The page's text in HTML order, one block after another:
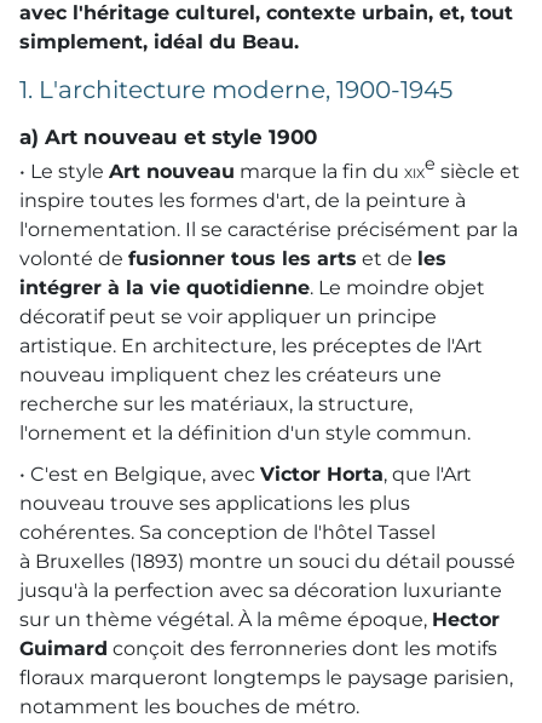
avec l'héritage culturel, contexte urbain, et, tout
simplement, idéal du Beau.
1. L'architecture moderne, 1900-1945
a) Art nouveau et style 1900
• Le style Art nouveau marque la fin du xixe siècle et
inspire toutes les formes d'art, de la peinture à
l'ornementation. Il se caractérise précisément par la
volonté de fusionner tous les arts et de les
intégrer à la vie quotidienne. Le moindre objet
décoratif peut se voir appliquer un principe
artistique. En architecture, les préceptes de l'Art
nouveau impliquent chez les créateurs une
recherche sur les matériaux, la structure,
l'ornement et la définition d'un style commun.
• C'est en Belgique, avec Victor Horta, que l'Art
nouveau trouve ses applications les plus
cohérentes. Sa conception de l'hôtel Tassel
à Bruxelles (1893) montre un souci du détail poussé
jusqu'à la perfection avec sa décoration luxuriante
sur un thème végétal. À la même époque, Hector
Guimard conçoit des ferronneries dont les motifs
floraux marqueront longtemps le paysage parisien,
notamment les bouches de métro.